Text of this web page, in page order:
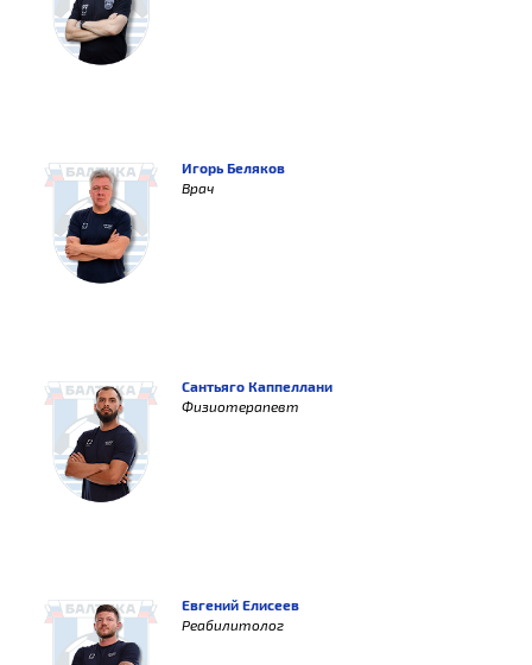
Игорь Беляков
Врач
Сантьяго Каппеллани
Физиотерапевт
Евгений Елисеев
Реабилитолог